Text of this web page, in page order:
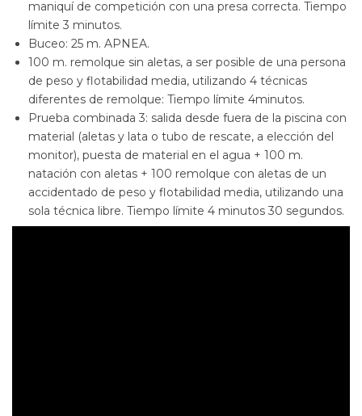
maniquí de competición con una presa correcta. Tiempo
límite 3 minutos.
Buceo: 25 m. APNEA.
100 m. remolque sin aletas, a ser posible de una persona
de peso y flotabilidad media, utilizando 4 técnicas
diferentes de remolque: Tiempo límite 4minutos.
Prueba combinada 3: salida desde fuera de la piscina con
material (aletas y lata o tubo de rescate, a elección del
monitor), puesta de material en el agua + 100 m.
natación con aletas + 100 remolque con aletas de un
accidentado de peso y flotabilidad media, utilizando una
sola técnica libre. Tiempo límite 4 minutos 30 segundos.